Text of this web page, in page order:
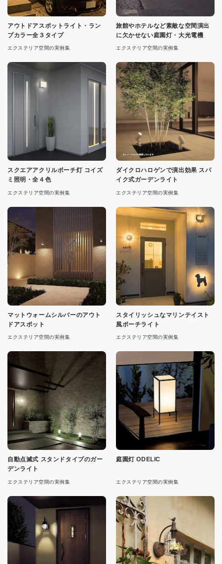
アウトドアスポットライト・ラン
プカラー全３タイプ
エクステリア空間の実例集
旅館やホテルなど素敵な空間演出
に欠かせない庭園灯・大光電機
エクステリア空間の実例集
スクエアアクリルポーチ灯 コイズ
ミ照明・全４色
エクステリア空間の実例集
ダイクロハロゲンで演出効果 スパ
イク式ガーデンライト
エクステリア空間の実例集
マットウォームシルバーのアウト
ドアスポット
エクステリア空間の実例集
スタイリッシュなマリンテイスト
風ポーチライト
エクステリア空間の実例集
自動点滅式 スタンドタイプのガー
デンライト
エクステリア空間の実例集
庭園灯 ODELIC
エクステリア空間の実例集